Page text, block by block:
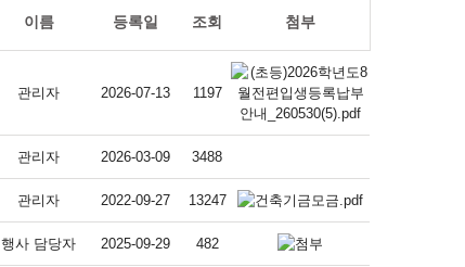
이름 등록일 조회 첨부
관리자 2026-07-13 1197
관리자 2026-03-09 3488
관리자 2022-09-27 13247
행사 담당자 2025-09-29 482